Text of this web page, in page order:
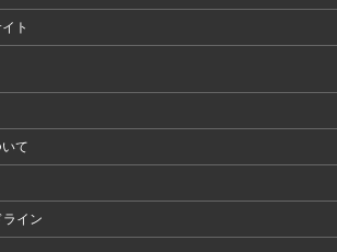
ト
て
イン